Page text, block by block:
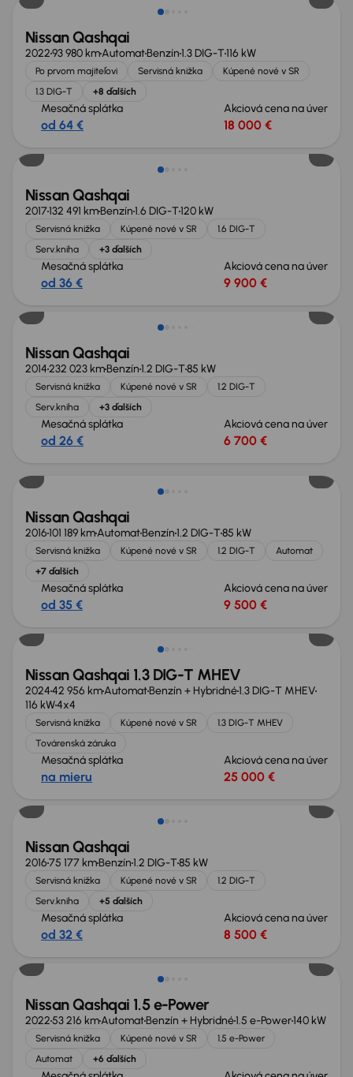
Nissan Qashqai
202293 980 kmAutomatBenzín1.3 DIG-T116 kW
Po prvom majiteľovi Servisná knižka
Kúpené nové v SR
1.3 DIG-T
+8 ďalších
Mesačná splátka
od 64 €
Akciová cena na úver
18 000 €
Zlacnené o 1 900 €
Nissan Qashqai
2017132 491 kmBenzín1.6 DIG-T120 kW
Servisná knižka Kúpené nové v SR
1.6 DIG-T
Serv.kniha
+3 ďalších
Mesačná splátka
od 36 €
Akciová cena na úver
9 900 €
Nové v ponuke
Nissan Qashqai
2014232 023 kmBenzín1.2 DIG-T85 kW
Servisná knižka Kúpené nové v SR
1.2 DIG-T
Serv.kniha
+3 ďalších
Mesačná splátka
od 26 €
Akciová cena na úver
6 700 €
Nissan Qashqai
2016101 189 kmAutomatBenzín1.2 DIG-T85 kW
Servisná knižka Kúpené nové v SR 1.2 DIG-T
Automat
+7 ďalších
Mesačná splátka
od 35 €
Akciová cena na úver
9 500 €
Zlacnené o 1 000 €
Nissan Qashqai 1.3 DIG-T MHEV
202442 956 kmAutomatBenzín + Hybridné1.3 DIG-T MHEV
116 kW4x4
Servisná knižka Kúpené nové v SR
1.3 DIG-T MHEV
Továrenská záruka
Mesačná splátka
na mieru
Akciová cena na úver
25 000 €
Nové v ponuke
Nissan Qashqai
201675 177 kmBenzín1.2 DIG-T85 kW
Servisná knižka Kúpené nové v SR
1.2 DIG-T
Serv.kniha
+5 ďalších
Mesačná splátka
od 32 €
Akciová cena na úver
8 500 €
Nissan Qashqai 1.5 e-Power
202253 216 kmAutomatBenzín + Hybridné1.5 e-Power140 kW
Servisná knižka Kúpené nové v SR
1.5 e-Power
Automat
+6 ďalších